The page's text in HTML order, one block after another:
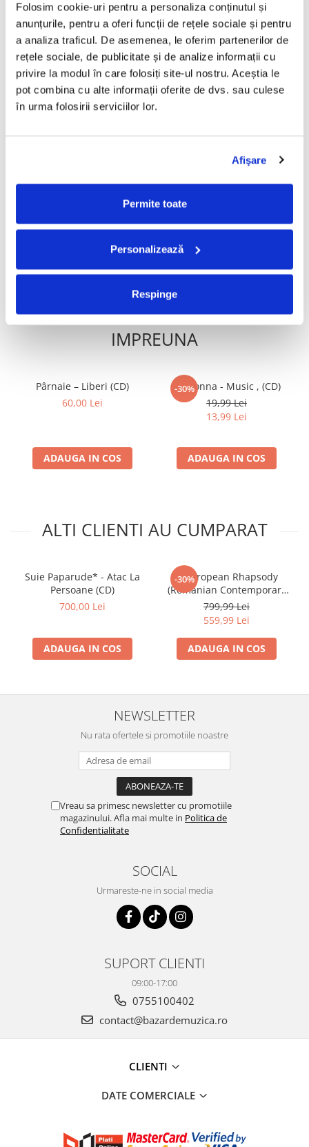
Folosim cookie-uri pentru a personaliza conținutul și
anunțurile, pentru a oferi funcții de rețele sociale și pentru
a analiza traficul. De asemenea, le oferim partenerilor de
rețele sociale, de publicitate și de analize informații cu
privire la modul în care folosiți site-ul nostru. Aceștia le
pot combina cu alte informații oferite de dvs. sau culese
în urma folosirii serviciilor lor.
Afişare
Permite toate
Personalizează
Respinge
9
Potala
7:04
Underwater Love Song
11
Om Mama Shivaya
7:04
12
Outro: La Asfințit 6:00
Stare Coperta:Very Good Plus (VG+)
Informatii conformitate produs
Review-uri(0)
50,00 Lei
ADAUGA IN COS
(CD)
ADAUGA IN COS
FRECVENT CUMPARATE
IMPREUNA
Pârnaie – Liberi (CD)
60,00 Lei
ADAUGA IN COS
-30%
Madonna - Music , (CD)
19,99 Lei
13,99 Lei
ADAUGA IN COS
ALTI CLIENTI AU CUMPARAT
Suie Paparude* - Atac La
Persoane (CD)
700,00 Lei
ADAUGA IN COS
-30%
A European Rhapsody
(Romanian Contemporary
Music), (CD)
799,99 Lei
559,99 Lei
ADAUGA IN COS
NEWSLETTER
Nu rata ofertele si promotiile noastre
Vreau sa primesc newsletter cu promotiile
magazinului. Afla mai multe in Politica de
Confidentialitate
SOCIAL
Urmareste-ne in social media
SUPORT CLIENTI
09:00-17:00
0755100402
contact@bazardemuzica.ro
CLIENTI
DATE COMERCIALE